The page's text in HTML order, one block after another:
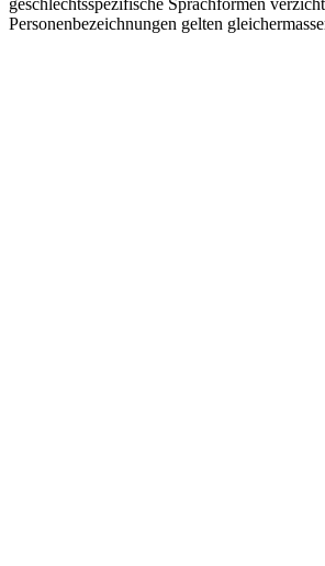
geschlechtsspezifische Sprachformen
Personenbezeichnungen gelten